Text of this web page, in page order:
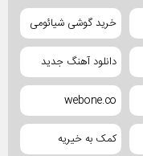
خرید گوشی شیائومی
دانلود آهنگ جدید
webone.co
کمک به خیریه